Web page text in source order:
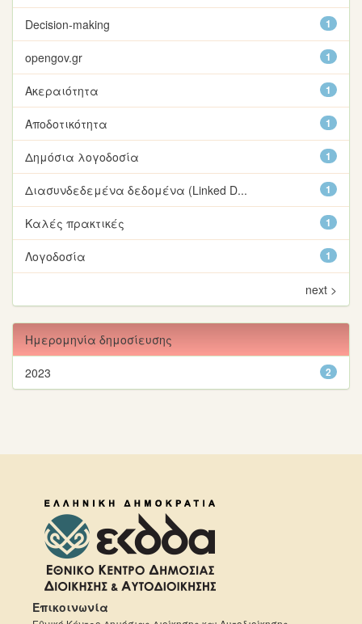
1
Decision-making
1
opengov.gr
1
Ακεραιότητα
1
Αποδοτικότητα
1
Δημόσια λογοδοσία
1
Διασυνδεδεμένα δεδομένα (Linked D...
1
Καλές πρακτικές
1
Λογοδοσία
next >
Ημερομηνία δημοσίευσης
2
2023
Επικοινωνία